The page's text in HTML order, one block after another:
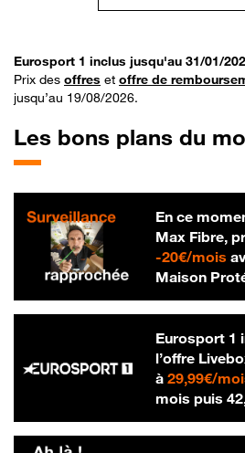
Eurosport 1 inclus jusqu'au 31/01/
Prix des offres et offre de
jusqu’au 19/08/2026.
Les bons plans du
En ce
Max Fibre,
-20€/mois
Maison
Eurosport 1
l’offre
à 29,99€/
mois puis